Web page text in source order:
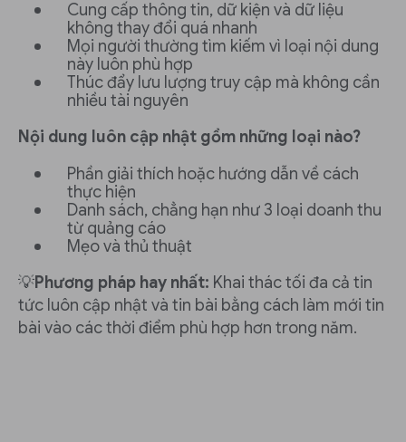
Cung cấp thông tin, dữ kiện và dữ liệu
không thay đổi quá nhanh
Mọi người thường tìm kiếm vì loại nội dung
này luôn phù hợp
Thúc đẩy lưu lượng truy cập mà không cần
nhiều tài nguyên
Nội dung luôn cập nhật gồm những loại nào?
Phần giải thích hoặc hướng dẫn về cách
thực hiện
Danh sách, chẳng hạn như 3 loại doanh thu
từ quảng cáo
Mẹo và thủ thuật
💡Phương pháp hay nhất: Khai thác tối đa cả tin
tức luôn cập nhật và tin bài bằng cách làm mới tin
bài vào các thời điểm phù hợp hơn trong năm.